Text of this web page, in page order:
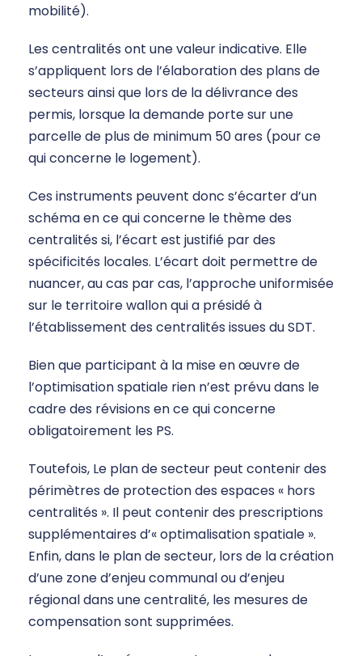
mobilité).
Les centralités ont une valeur indicative. Elle
s’appliquent lors de l’élaboration des plans de
secteurs ainsi que lors de la délivrance des
permis, lorsque la demande porte sur une
parcelle de plus de minimum 50 ares (pour ce
qui concerne le logement).
Ces instruments peuvent donc s’écarter d’un
schéma en ce qui concerne le thème des
centralités si, l’écart est justifié par des
spécificités locales. L’écart doit permettre de
nuancer, au cas par cas, l’approche uniformisée
sur le territoire wallon qui a présidé à
l’établissement des centralités issues du SDT.
Bien que participant à la mise en œuvre de
l’optimisation spatiale rien n’est prévu dans le
cadre des révisions en ce qui concerne
obligatoirement les PS.
Toutefois, Le plan de secteur peut contenir des
périmètres de protection des espaces « hors
centralités ». Il peut contenir des prescriptions
supplémentaires d’« optimalisation spatiale ».
Enfin, dans le plan de secteur, lors de la création
d’une zone d’enjeu communal ou d’enjeu
régional dans une centralité, les mesures de
compensation sont supprimées.